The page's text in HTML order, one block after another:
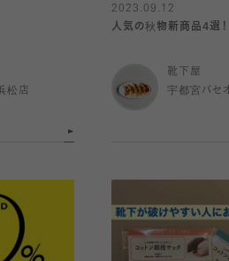
松店
2023.09.12
人気の秋物新商品4選！
靴下屋
宇都宮パセオ